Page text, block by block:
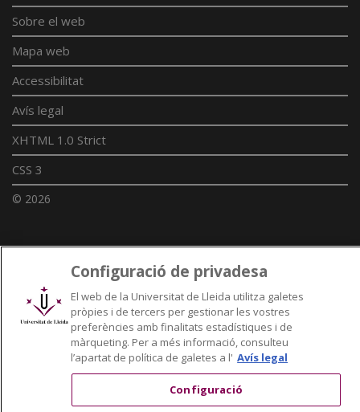
Sobre el web
Mapa web
Accessibilitat
Avís legal
XHTML 1.0 Strict
CSS 3
© 2026
Enllaços UdL
Xarxes universitàries
Configuració de privadesa
El web de la Universitat de Lleida utilitza galetes
pròpies i de tercers per gestionar les vostres
preferències amb finalitats estadístiques i de
màrqueting. Per a més informació, consulteu
l’apartat de política de galetes a l' Avís legal
Configuració